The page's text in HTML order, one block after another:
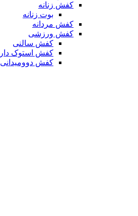
کفش زنانه
بوت زنانه
کفش مردانه
کفش ورزشی
کفش سالنی
کفش استوک دار
کفش دوومیدانی